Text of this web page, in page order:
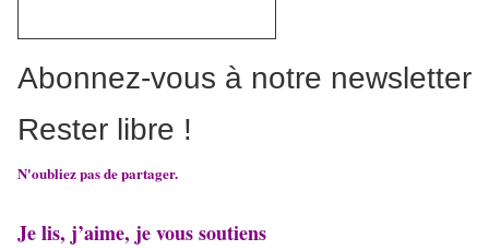
Abonnez-vous à notre newsletter
Rester libre !
N'oubliez pas de partager.
Je lis, j’aime, je vous soutiens